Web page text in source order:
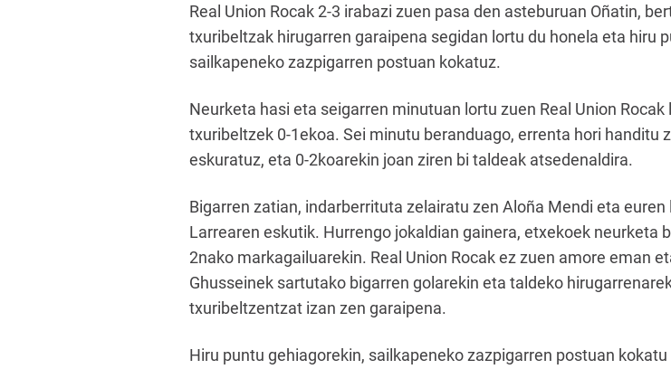
Real Union Rocak 2-3 irabazi zuen pasa den asteburuan Oñatin,
txuribeltzak hirugarren garaipena segidan lortu du honela eta hiru
sailkapeneko zazpigarren postuan kokatuz.
Neurketa hasi eta seigarren minutuan lortu zuen Real Union
txuribeltzek 0-1ekoa. Sei minutu beranduago, errenta hori handitu
eskuratuz, eta 0-2koarekin joan ziren bi taldeak atsedenaldira.
Bigarren zatian, indarberrituta zelairatu zen Aloña Mendi eta
Larrearen eskutik. Hurrengo jokaldian gainera, etxekoek neurketa
2nako markagailuarekin. Real Union Rocak ez zuen amore eman
Ghusseinek sartutako bigarren golarekin eta taldeko
txuribeltzentzat izan zen garaipena.
Hiru puntu gehiagorekin, sailkapeneko zazpigarren postuan